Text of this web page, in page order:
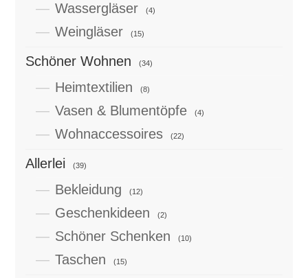
Wassergläser (4)
Weingläser (15)
Schöner Wohnen (34)
Heimtextilien (8)
Vasen & Blumentöpfe (4)
Wohnaccessoires (22)
Allerlei (39)
Bekleidung (12)
Geschenkideen (2)
Schöner Schenken (10)
Taschen (15)